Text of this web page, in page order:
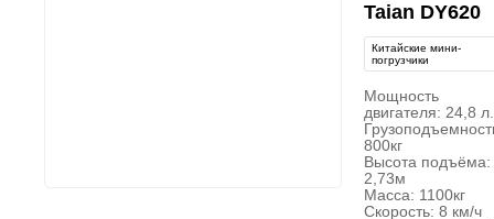
Taian DY620
Китайские мини-
погрузчики
Мощность
двигателя: 24,8
800кг
Высота подъёма:
2,73м
Масса: 1100кг
Скорость: 8 км/ч